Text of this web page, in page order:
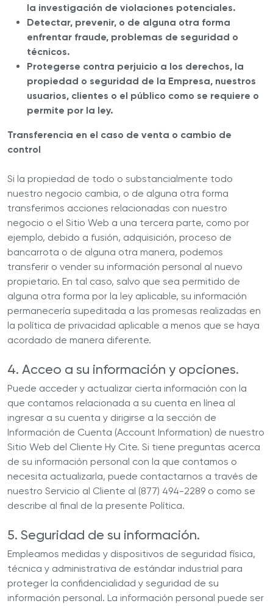
la investigación de violaciones potenciales.
Detectar, prevenir, o de alguna otra forma
enfrentar fraude, problemas de seguridad o
técnicos.
Protegerse contra perjuicio a los derechos, la
propiedad o seguridad de la Empresa, nuestros
usuarios, clientes o el público como se requiere o
permite por la ley.
Transferencia en el caso de venta o cambio de
control
Si la propiedad de todo o substancialmente todo
nuestro negocio cambia, o de alguna otra forma
transferimos acciones relacionadas con nuestro
negocio o el Sitio Web a una tercera parte, como por
ejemplo, debido a fusión, adquisición, proceso de
bancarrota o de alguna otra manera, podemos
transferir o vender su información personal al nuevo
propietario. En tal caso, salvo que sea permitido de
alguna otra forma por la ley aplicable, su información
permanecería supeditada a las promesas realizadas en
la política de privacidad aplicable a menos que se haya
acordado de manera diferente.
4. Acceo a su información y opciones.
Puede acceder y actualizar cierta información con la
que contamos relacionada a su cuenta en línea al
ingresar a su cuenta y dirigirse a la sección de
Información de Cuenta (Account Information) de nuestro
Sitio Web del Cliente Hy Cite. Si tiene preguntas acerca
de su información personal con la que contamos o
necesita actualizarla, puede contactarnos a través de
nuestro Servicio al Cliente al (877) 494-2289 o como se
describe al final de la presente Política.
5. Seguridad de su información.
Empleamos medidas y dispositivos de seguridad física,
técnica y administrativa de estándar industrial para
proteger la confidencialidad y seguridad de su
información personal. La información personal puede ser